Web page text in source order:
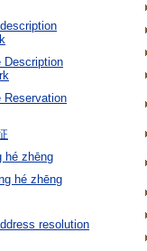
Description
Reservation
hé zhēng
hé zhēng
resolution